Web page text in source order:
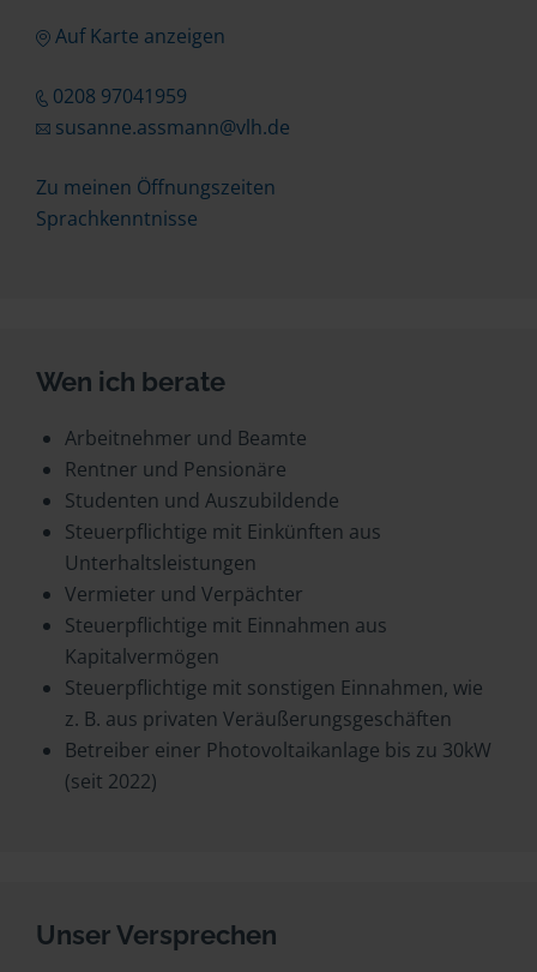
Auf Karte anzeigen
0208 97041959
susanne.assmann@vlh.de
Zu meinen Öffnungszeiten
Sprachkenntnisse
Wen ich berate
Arbeitnehmer und Beamte
Rentner und Pensionäre
Studenten und Auszubildende
Steuerpflichtige mit Einkünften aus
Unterhaltsleistungen
Vermieter und Verpächter
Steuerpflichtige mit Einnahmen aus
Kapitalvermögen
Steuerpflichtige mit sonstigen Einnahmen, wie
z. B. aus privaten Veräußerungsgeschäften
Betreiber einer Photovoltaikanlage bis zu 30kW
(seit 2022)
Unser Versprechen